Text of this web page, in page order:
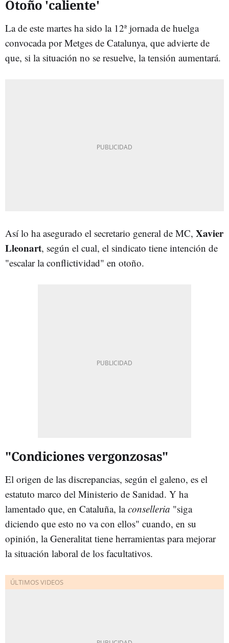
Otoño 'caliente'
La de este martes ha sido la 12ª jornada de huelga
convocada por Metges de Catalunya, que advierte de
que, si la situación no se resuelve, la tensión aumentará.
Así lo ha asegurado el secretario general de MC, Xavier
Lleonart, según el cual, el sindicato tiene intención de
"escalar la conflictividad" en otoño.
"Condiciones vergonzosas"
El origen de las discrepancias, según el galeno, es el
estatuto marco del Ministerio de Sanidad. Y ha
lamentado que, en Cataluña, laconselleria "siga
diciendo que esto no va con ellos" cuando, en su
opinión, la Generalitat tiene herramientas para mejorar
la situación laboral de los facultativos.